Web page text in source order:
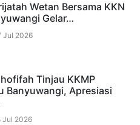
Wetan Bersama KKN
Gelar…
Jul 2026
Tinjau KKMP
Banyuwangi, Apresiasi
Jul 2026